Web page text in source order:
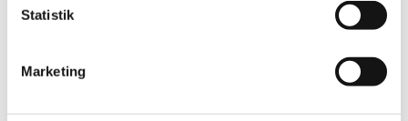
Statistik
Marketing
2017 (167)